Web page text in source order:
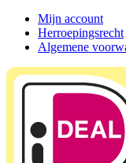
Mijn account
Herroepingsrecht
Algemene